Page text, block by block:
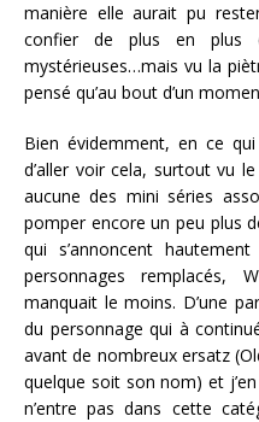
manière elle aurait pu
confier de plus en plus
mystérieuses…mais vu la
pensé qu’au bout d’un
Bien évidemment, en ce
d’aller voir cela, surtout vu
aucune des mini séries
pomper encore un peu plus
qui s’annoncent
personnages remplacés,
manquait le moins. D’une
du personnage qui à
avant de nombreux ersatz
quelque soit son nom) et
n’entre pas dans cette